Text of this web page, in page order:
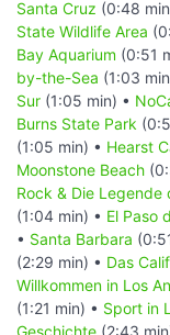
Santa Cruz (0:48
State Wildlife Area
Bay Aquarium (0:51
by-the-Sea (1:03
Sur (1:05 min) •
Burns State Park
(1:05 min) • Hearst
Moonstone Beach
Rock & Die Legende
(1:04 min) • El Paso
• Santa Barbara
(2:29 min) • Das
Willkommen in Los
(1:21 min) • Sport in
Geschichte (2:43